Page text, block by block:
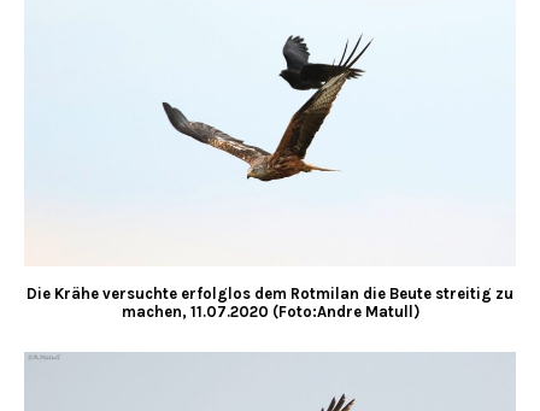
Die Krähe versuchte erfolglos dem Rotmilan die Beute streitig zu
machen, 11.07.2020 (Foto:Andre Matull)